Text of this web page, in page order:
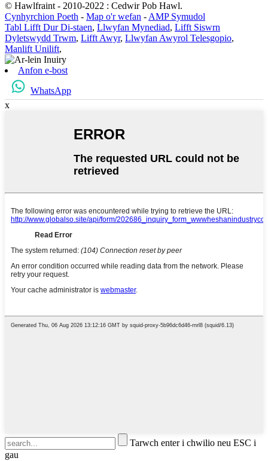
© Hawlfraint - 2010-2022 : Cedwir Pob Hawl.
Cynhyrchion Poeth - Map o'r wefan - AMP Symudol
Tabl Lifft Dur Di-staen, Llwyfan Mynediad, Lifft Siswrn
Dyletswydd Trwm, Lifft Awyr, Llwyfan Awyrol Telesgopio,
Manlift Unilift,
Anfon e-bost
WhatsApp
x
Tarwch enter i chwilio neu ESC i
gau